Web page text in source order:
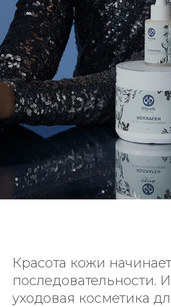
Красота кожи
последовательности.
уходовая косметика